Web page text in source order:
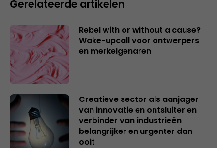
Gerelateerde artikelen
Rebel with or without a cause?
Wake-upcall voor ontwerpers
en merkeigenaren
Creatieve sector als aanjager
van innovatie en ontsluiter en
verbinder van industrieën
belangrijker en urgenter dan
ooit